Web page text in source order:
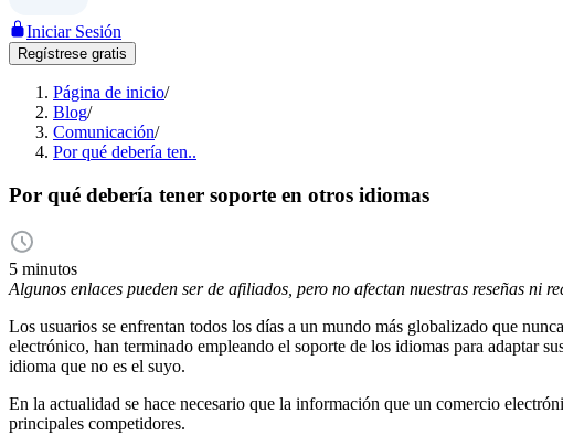
Iniciar Sesión
Regístrese gratis
Página de inicio/
Blog/
Comunicación/
Por qué debería ten..
Por qué debería tener soporte en otros idiomas
5 minutos
Algunos enlaces pueden ser de afiliados, pero no afectan nuestras reseñas ni
Los usuarios se enfrentan todos los días a un mundo más globalizado que
electrónico, han terminado empleando el soporte de los idiomas para adaptar
idioma que no es el suyo.
En la actualidad se hace necesario que la información que un comercio
principales competidores.